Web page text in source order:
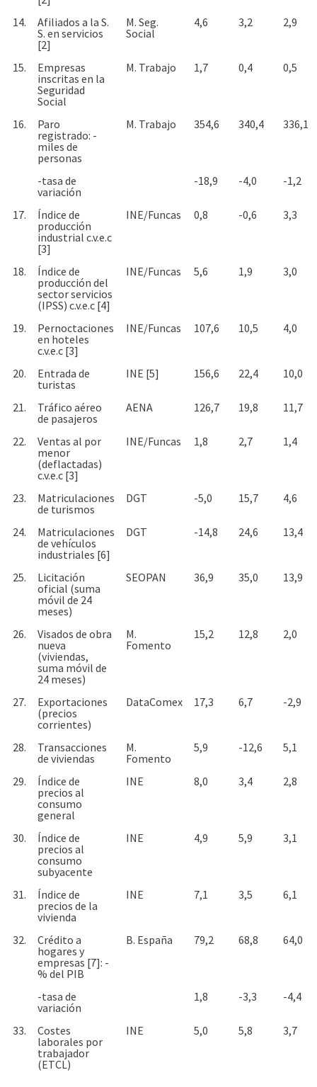
14.
Afiliados a la S.
S. en servicios
[2]
M. Seg.
Social
4,6 3,2 2,9
15.
Empresas
inscritas en la
Seguridad
Social
M. Trabajo 1,7 0,4 0,5
16.
Paro
registrado: -
miles de
personas
M. Trabajo 354,6 340,4 336,1
-tasa de
variación
-18,9 -4,0 -1,2
17.
Índice de
producción
industrial c.v.e.c
[3]
INE/Funcas 0,8 -0,6 3,3
18.
Índice de
producción del
sector servicios
(IPSS) c.v.e.c [4]
INE/Funcas 5,6 1,9 3,0
19.
Pernoctaciones
en hoteles
c.v.e.c [3]
INE/Funcas 107,6 10,5 4,0
20.
Entrada de
turistas
INE [5] 156,6 22,4 10,0
21.
Tráfico aéreo
de pasajeros
AENA 126,7 19,8 11,7
22.
Ventas al por
menor
(deflactadas)
c.v.e.c [3]
INE/Funcas 1,8 2,7 1,4
23.
Matriculaciones
de turismos
DGT -5,0 15,7 4,6
24.
Matriculaciones
de vehículos
industriales [6]
DGT -14,8 24,6 13,4
25.
Licitación
oficial (suma
móvil de 24
meses)
SEOPAN 36,9 35,0 13,9
26.
Visados de obra
nueva
(viviendas,
suma móvil de
24 meses)
M.
Fomento
15,2 12,8 2,0
27.
Exportaciones
(precios
corrientes)
DataComex 17,3 6,7 -2,9
28.
Transacciones
de viviendas
M.
Fomento
5,9 -12,6 5,1
29.
Índice de
precios al
consumo
general
INE 8,0 3,4 2,8
30.
Índice de
precios al
consumo
subyacente
INE 4,9 5,9 3,1
31.
Índice de
precios de la
vivienda
INE 7,1 3,5 6,1
32.
Crédito a
hogares y
empresas [7]: -
% del PIB
B. España 79,2 68,8 64,0
-tasa de
variación
1,8 -3,3 -4,4
33.
Costes
laborales por
trabajador
(ETCL)
INE 5,0 5,8 3,7